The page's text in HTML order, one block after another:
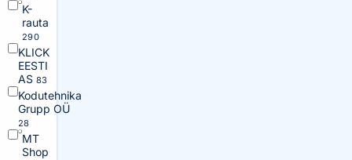
K-
rauta
290
KLICK
EESTI
AS 83
Kodutehnika
Grupp OÜ
28
MT
Shop